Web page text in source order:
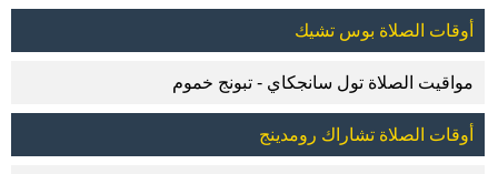
أوقات الصلاة بوس تشيك
مواقيت الصلاة تول سانجكاي - تبونج خموم
أوقات الصلاة تشاراك رومدينج